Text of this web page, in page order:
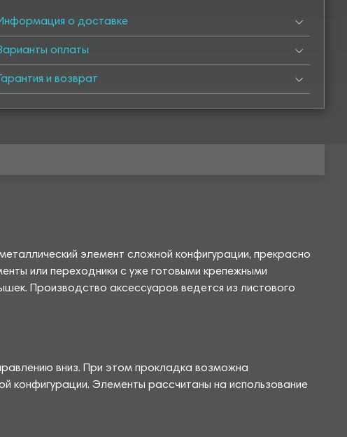
о доставке
оплаты
Гарантия и возврат
элемент сложной конфигурации, прекрасно
или переходники с уже готовыми крепежными
Производство аксессуаров ведется из листового
вниз. При этом прокладка возможна
конфигурации. Элементы рассчитаны на использование